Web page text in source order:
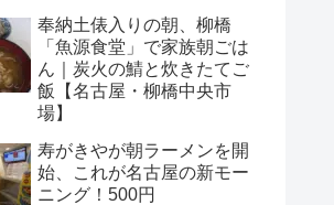
奉納土俵入りの朝、柳橋
「魚源食堂」で家族朝ごは
ん｜炭火の鯖と炊きたてご
飯【名古屋・柳橋中央市
場】
寿がきやが朝ラーメンを開
始、これが名古屋の新モー
ニング！500円